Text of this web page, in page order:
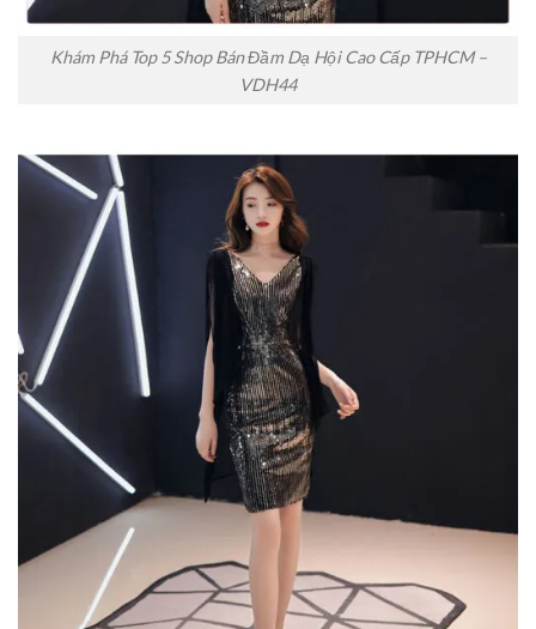
Khám Phá Top 5 Shop Bán Đầm Dạ Hội Cao Cấp TPHCM –
VDH44